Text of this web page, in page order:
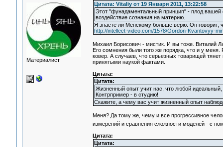
Материалист
Цитата: Vitaliy от 19 Января 2011, 13:22:58
Этот "фунадаментальный принцип" - плод вашей
воздействие сознания на материю.
Я знаете ли Менскому больше верю. Он говорит,
http://intellect-video.com/1578/Gordon-Kvantovyy-
Михаил Борисович - мистик. И вы тоже. Виталий
Его сомнения были того же порядка, что и у
ковер. А случаев, что серьезных товарищей
принятыми наукой фактами.
Цитата:
Цитата:
Жизненный опыт учит нас, что любой
Контрпример - в студию!
Скажите, а чему вас учит жизненный опыт
Меня? Да тому же, чему и все прогрессивное
измерений и сравнения сложности моделей - с
Цитата:
Цитата: